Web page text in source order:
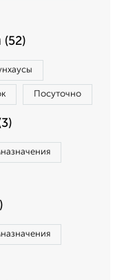
(52)
Посуточно